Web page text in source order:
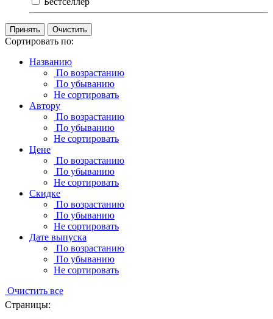
Очистить
Сортировать по:
Названию
По возрастанию
По убыванию
Не сортировать
Автору
По возрастанию
По убыванию
Не сортировать
Цене
По возрастанию
По убыванию
Не сортировать
Скидке
По возрастанию
По убыванию
Не сортировать
Дате выпуска
По возрастанию
По убыванию
Не сортировать
Очистить все
Страницы: